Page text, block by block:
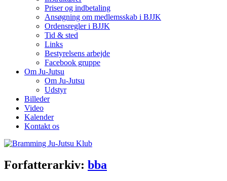
Priser og indbetaling
Ansøgning om medlemsskab i BJJK
Ordensregler i BJJK
Tid & sted
Links
Bestyrelsens arbejde
Facebook gruppe
Om Ju-Jutsu
Om Ju-Jutsu
Udstyr
Billeder
Video
Kalender
Kontakt os
Forfatterarkiv: bba